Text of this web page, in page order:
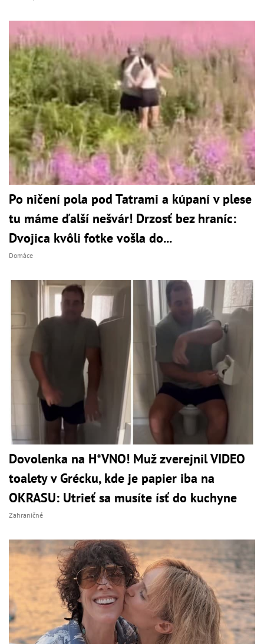
Po ničení pola pod Tatrami a kúpaní v plese
tu máme ďalší nešvár! Drzosť bez hraníc:
Dvojica kvôli fotke vošla do...
Domáce
Dovolenka na H*VNO! Muž zverejnil VIDEO
toalety v Grécku, kde je papier iba na
OKRASU: Utrieť sa musíte ísť do kuchyne
Zahraničné